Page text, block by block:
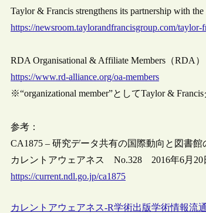
Taylor & Francis strengthens its partnership with
https://newsroom.taylorandfrancisgroup.com/taylor-
RDA Organisational & Affiliate Members（RDA）
https://www.rd-alliance.org/oa-members
※“organizational member”としてTaylor &
参考：
CA1875 – 研究データ共有の国際動向と図書
カレントアウェアネス No.328 2016年6月20
https://current.ndl.go.jp/ca1875
カレントアウェアネス-R学術出版学術情報流通